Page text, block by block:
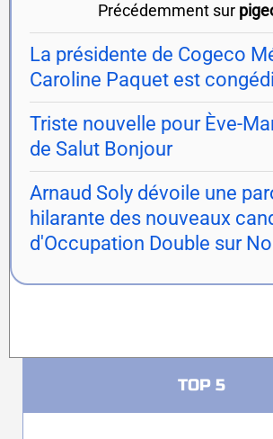
Précédemment sur
La présidente de Cogeco
Caroline Paquet est
Triste nouvelle pour Ève-
de Salut Bonjour
Arnaud Soly dévoile une
hilarante des nouveaux
d'Occupation Double sur
TOP 5